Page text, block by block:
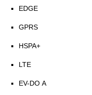
EDGE
GPRS
HSPA+
LTE
EV-DO A